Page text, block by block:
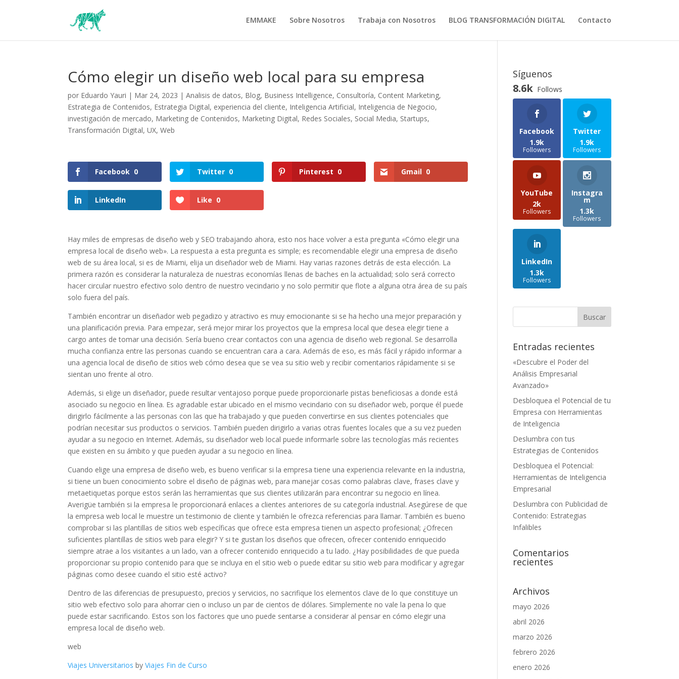
EMMAKE Sobre Nosotros Trabaja con Nosotros BLOG TRANSFORMACIÓN DIGITAL Contacto
Cómo elegir un diseño web local para su empresa
por Eduardo Yauri | Mar 24, 2023 |Analisis de datos, Blog, Business Intelligence, Consultoría, Content Marketing,
Estrategia de Contenidos, Estrategia Digital, experiencia del cliente, Inteligencia Artificial, Inteligencia de Negocio,
investigación de mercado, Marketing de Contenidos, Marketing Digital, Redes Sociales, Social Media, Startups,
Transformación Digital,UX,Web
Facebook 0 Twitter 0 Pinterest 0 Gmail 0
LinkedIn Like 0
Hay miles de empresas de diseño web y SEO trabajando ahora, esto nos hace volver a esta pregunta «Cómo elegir una
empresa local de diseño web». La respuesta a esta pregunta es simple; es recomendable elegir una empresa de diseño
web de su área local, si es de Miami, elija un diseñador web de Miami. Hay varias razones detrás de esta elección. La
primera razón es considerar la naturaleza de nuestras economías llenas de baches en la actualidad; solo será correcto
hacer circular nuestro efectivo solo dentro de nuestro vecindario y no solo permitir que flote a alguna otra área de su país
solo fuera del país.
También encontrar un diseñador web pegadizo y atractivo es muy emocionante si se ha hecho una mejor preparación y
una planificación previa. Para empezar, será mejor mirar los proyectos que la empresa local que desea elegir tiene a
cargo antes de tomar una decisión. Sería bueno crear contactos con una agencia de diseño web regional. Se desarrolla
mucha confianza entre las personas cuando se encuentran cara a cara. Además de eso, es más fácil y rápido informar a
una agencia local de diseño de sitios web cómo desea que se vea su sitio web y recibir comentarios rápidamente si se
sientan uno frente al otro.
Además, si elige un diseñador, puede resultar ventajoso porque puede proporcionarle pistas beneficiosas a donde está
asociado su negocio en línea. Es agradable estar ubicado en el mismo vecindario con su diseñador web, porque él puede
dirigirlo fácilmente a las personas con las que ha trabajado y que pueden convertirse en sus clientes potenciales que
podrían necesitar sus productos o servicios. También pueden dirigirlo a varias otras fuentes locales que a su vez pueden
ayudar a su negocio en Internet. Además, su diseñador web local puede informarle sobre las tecnologías más recientes
que existen en su ámbito y que pueden ayudar a su negocio en línea.
Cuando elige una empresa de diseño web, es bueno verificar si la empresa tiene una experiencia relevante en la industria,
si tiene un buen conocimiento sobre el diseño de páginas web, para manejar cosas como palabras clave, frases clave y
metaetiquetas porque estos serán las herramientas que sus clientes utilizarán para encontrar su negocio en línea.
Averigüe también si la empresa le proporcionará enlaces a clientes anteriores de su categoría industrial. Asegúrese de que
la empresa web local le muestre un testimonio de cliente y también le ofrezca referencias para llamar. También es bueno
comprobar si las plantillas de sitios web específicas que ofrece esta empresa tienen un aspecto profesional; ¿Ofrecen
suficientes plantillas de sitios web para elegir? Y si te gustan los diseños que ofrecen, ofrecer contenido enriquecido
siempre atrae a los visitantes a un lado, van a ofrecer contenido enriquecido a tu lado. ¿Hay posibilidades de que pueda
proporcionar su propio contenido para que se incluya en el sitio web o puede editar su sitio web para modificar y agregar
páginas como desee cuando el sitio esté activo?
Dentro de las diferencias de presupuesto, precios y servicios, no sacrifique los elementos clave de lo que constituye un
sitio web efectivo solo para ahorrar cien o incluso un par de cientos de dólares. Simplemente no vale la pena lo que
puede estar sacrificando. Estos son los factores que uno puede sentarse a considerar al pensar en cómo elegir una
empresa local de diseño web.
web
Viajes Universitarios byViajes Fin de Curso
Síguenos
8.6k Follows
Facebook
1.9k
Followers
Twitter
1.9k
Followers
YouTube
2k
Followers
Instagra
m
1.3k
Followers
LinkedIn
1.3k
Followers
Entradas recientes
«Descubre el Poder del
Análisis Empresarial
Avanzado»
Desbloquea el Potencial de tu
Empresa con Herramientas
de Inteligencia
Deslumbra con tus
Estrategias de Contenidos
Desbloquea el Potencial:
Herramientas de Inteligencia
Empresarial
Deslumbra con Publicidad de
Contenido: Estrategias
Infalibles
Comentarios
recientes
Archivos
mayo 2026
abril 2026
marzo 2026
febrero 2026
enero 2026